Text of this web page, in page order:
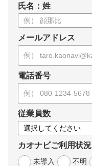
氏名：姓
メールアドレス
電話番号
従業員数
カオナビご利用状況
未導入
不明